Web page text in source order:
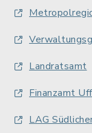
Landratsamt
Finanzamt
LAG